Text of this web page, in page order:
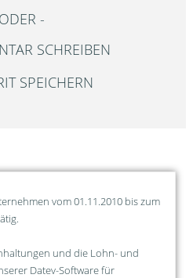
ODER
SCHREIBEN
SPEICHERN
vom 01.11.2010 bis zum
und die Lohn- und
Datev-Software für